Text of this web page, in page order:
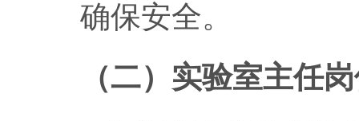
确保安全。
（二）实验室主任